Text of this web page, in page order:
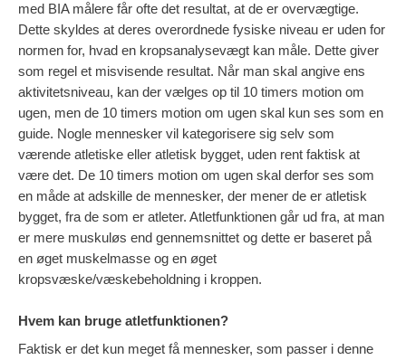
med BIA målere får ofte det resultat, at de er overvægtige.
Dette skyldes at deres overordnede fysiske niveau er uden for
normen for, hvad en kropsanalysevægt kan måle. Dette giver
som regel et misvisende resultat. Når man skal angive ens
aktivitetsniveau, kan der vælges op til 10 timers motion om
ugen, men de 10 timers motion om ugen skal kun ses som en
guide. Nogle mennesker vil kategorisere sig selv som
værende atletiske eller atletisk bygget, uden rent faktisk at
være det. De 10 timers motion om ugen skal derfor ses som
en måde at adskille de mennesker, der mener de er atletisk
bygget, fra de som er atleter. Atletfunktionen går ud fra, at man
er mere muskuløs end gennemsnittet og dette er baseret på
en øget muskelmasse og en øget
kropsvæske/væskebeholdning i kroppen.
Hvem kan bruge atletfunktionen?
Faktisk er det kun meget få mennesker, som passer i denne